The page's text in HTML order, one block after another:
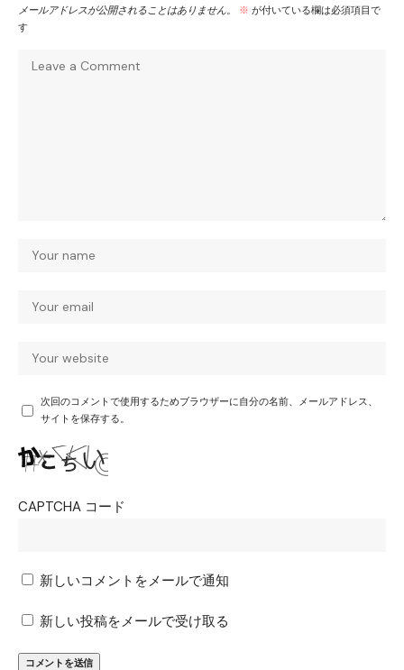
メールアドレスが公開されることはありません。 ※ が付いている欄は必須項目で
す
次回のコメントで使用するためブラウザーに自分の名前、メールアドレス、
サイトを保存する。
CAPTCHA コード
新しいコメントをメールで通知
新しい投稿をメールで受け取る